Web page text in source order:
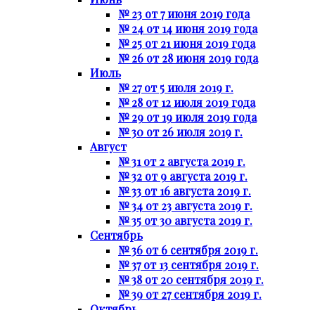
№ 23 от 7 июня 2019 года
№ 24 от 14 июня 2019 года
№ 25 от 21 июня 2019 года
№ 26 от 28 июня 2019 года
Июль
№ 27 от 5 июля 2019 г.
№ 28 от 12 июля 2019 года
№ 29 от 19 июля 2019 года
№ 30 от 26 июля 2019 г.
Август
№ 31 от 2 августа 2019 г.
№ 32 от 9 августа 2019 г.
№ 33 от 16 августа 2019 г.
№ 34 от 23 августа 2019 г.
№ 35 от 30 августа 2019 г.
Сентябрь
№ 36 от 6 сентября 2019 г.
№ 37 от 13 сентября 2019 г.
№ 38 от 20 сентября 2019 г.
№ 39 от 27 сентября 2019 г.